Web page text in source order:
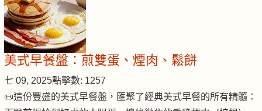
美式早餐盤：煎雙蛋、煙肉、鬆餅
七 09, 2025點擊數: 1257
📜這份豐盛的美式早餐盤，匯聚了經典美式早餐的所有精髓：